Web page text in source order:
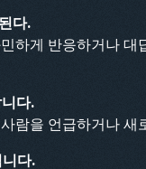
다.
하게 반응하거나
다.
람을 언급하거나
다.